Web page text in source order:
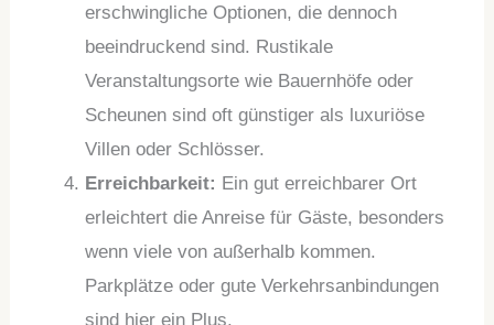
erschwingliche Optionen, die dennoch
beeindruckend sind. Rustikale
Veranstaltungsorte wie Bauernhöfe oder
Scheunen sind oft günstiger als luxuriöse
Villen oder Schlösser.
Erreichbarkeit: Ein gut erreichbarer Ort
erleichtert die Anreise für Gäste, besonders
wenn viele von außerhalb kommen.
Parkplätze oder gute Verkehrsanbindungen
sind hier ein Plus.